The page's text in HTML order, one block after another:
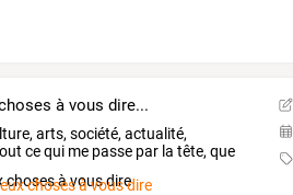
à vous dire...
arts,société,actualité,
cequi me passe par la tête,que
choses à vous dire